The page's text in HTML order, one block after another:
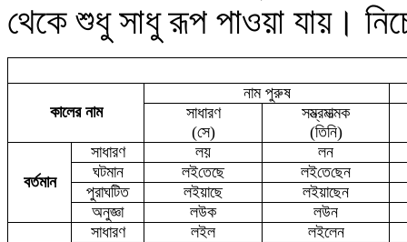
থেকে শুধু সাধু রূপ পাওয়া যায়।
কালের নাম
নাম পুরুষ
সাধারণ
(সে)
সম্ভ্রমাত্মক
(তিনি)
বর্তমান
সাধারণ লয়
লন
ঘটমান
লইতেছে লইতেছেন
পুরাঘটিত
লইয়াছে
লইয়াছেন
অনুজ্ঞা
লউক লউন
সাধারণ লইল
লইলেন